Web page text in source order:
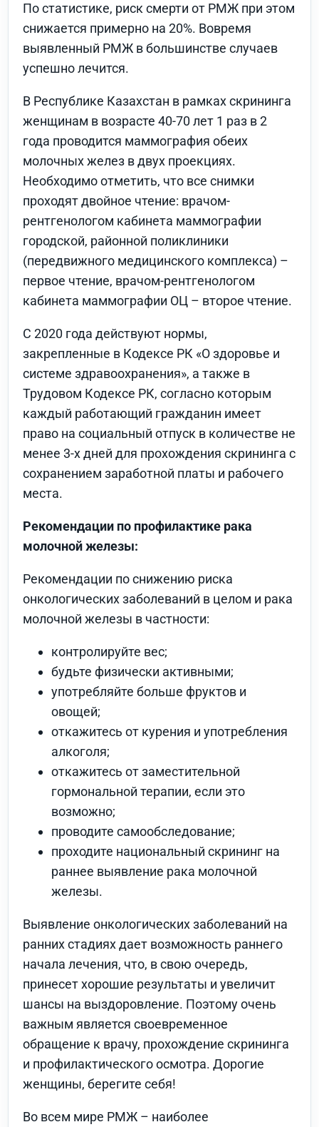
По статистике, риск смерти от РМЖ при этом
снижается примерно на 20%. Вовремя
выявленный РМЖ в большинстве случаев
успешно лечится.
В Республике Казахстан в рамках скрининга
женщинам в возрасте 40-70 лет 1 раз в 2
года проводится маммография обеих
молочных желез в двух проекциях.
Необходимо отметить, что все снимки
проходят двойное чтение: врачом-
рентгенологом кабинета маммографии
городской, районной поликлиники
(передвижного медицинского комплекса) –
первое чтение, врачом-рентгенологом
кабинета маммографии ОЦ – второе чтение.
С 2020 года действуют нормы,
закрепленные в Кодексе РК «О здоровье и
системе здравоохранения», а также в
Трудовом Кодексе РК, согласно которым
каждый работающий гражданин имеет
право на социальный отпуск в количестве не
менее 3-х дней для прохождения скрининга с
сохранением заработной платы и рабочего
места.
Рекомендации по профилактике рака
молочной железы:
Рекомендации по снижению риска
онкологических заболеваний в целом и рака
молочной железы в частности:
контролируйте вес;
будьте физически активными;
употребляйте больше фруктов и
овощей;
откажитесь от курения и употребления
алкоголя;
откажитесь от заместительной
гормональной терапии, если это
возможно;
проводите самообследование;
проходите национальный скрининг на
раннее выявление рака молочной
железы.
Выявление онкологических заболеваний на
ранних стадиях дает возможность раннего
начала лечения, что, в свою очередь,
принесет хорошие результаты и увеличит
шансы на выздоровление. Поэтому очень
важным является своевременное
обращение к врачу, прохождение скрининга
и профилактического осмотра. Дорогие
женщины, берегите себя!
Во всем мире РМЖ – наиболее